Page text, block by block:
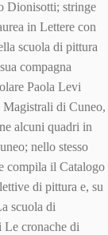
Dionisotti; stringe
in Lettere con
scuola di pittura
compagna
Paola Levi
di Cuneo,
alcuni quadri in
nello stesso
compila il Catalogo
di pittura e, su
scuola di
Le cronache di